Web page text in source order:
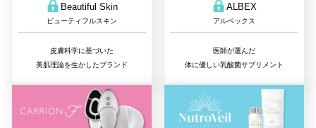
Beautiful Skin
ビューティフルスキン
皮膚科学に基づいた
美肌理論を生かしたブランド
ALBEX
アルベックス
医師が選んだ
体に優しい乳酸菌サプリメント